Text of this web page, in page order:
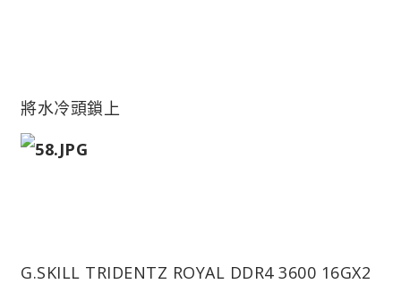
將水冷頭鎖上
G.SKILL TRIDENTZ ROYAL DDR4 3600 16GX2